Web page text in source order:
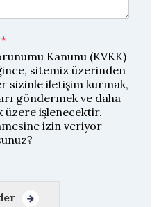
o
u
a
*
Kanunu (KVKK)
sitemiz üzerinden
sizinle iletişim kurmak,
göndermek ve daha
üzere işlenecektir.
izin veriyor